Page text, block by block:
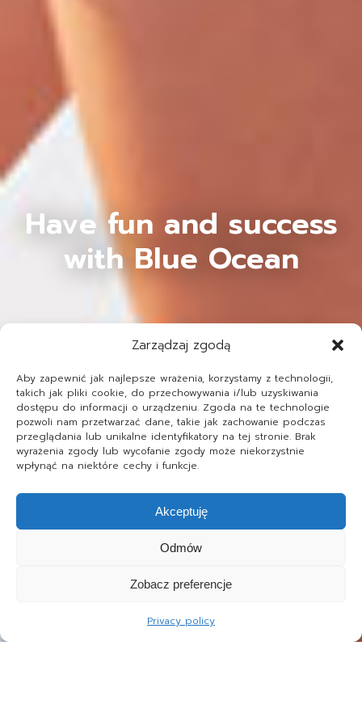
Zarządzaj zgodą
Aby zapewnić jak najlepsze wrażenia, korzystamy z technologii,
takich jak pliki cookie, do przechowywania i/lub uzyskiwania
dostępu do informacji o urządzeniu. Zgoda na te technologie
pozwoli nam przetwarzać dane, takie jak zachowanie podczas
przeglądania lub unikalne identyfikatory na tej stronie. Brak
wyrażenia zgody lub wycofanie zgody może niekorzystnie
wpłynąć na niektóre cechy i funkcje.
Akceptuję
Odmów
Zobacz preferencje
Privacy policy
Have fun and success
with Blue Ocean